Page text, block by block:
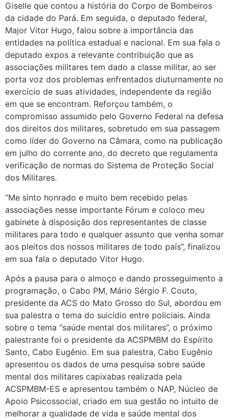
Giselle que contou a história do Corpo de Bombeiros
da cidade do Pará. Em seguida, o deputado federal,
Major Vitor Hugo, falou sobre a importância das
entidades na política estadual e nacional. Em sua fala o
deputado expos a relevante contribuição que as
associações militares tem dado a classe militar, ao ser
porta voz dos problemas enfrentados diuturnamente no
exercício de suas atividades, independente da região
em que se encontram. Reforçou também, o
compromisso assumido pelo Governo Federal na defesa
dos direitos dos militares, sobretudo em sua passagem
como líder do Governo na Câmara, como na publicação
em julho do corrente ano, do decreto que regulamenta
verificação de normas do Sistema de Proteção Social
dos Militares.
“Me sinto honrado e muito bem recebido pelas
associações nesse importante Fórum e coloco meu
gabinete à disposição dos representantes de classe
militares para todo e qualquer assunto que venha somar
aos pleitos dos nossos militares de todo país”, finalizou
em sua fala o deputado Vitor Hugo.
Após a pausa para o almoço e dando prosseguimento a
programação, o Cabo PM, Mário Sérgio F. Couto,
presidente da ACS do Mato Grosso do Sul, abordou em
sua palestra o tema do suicídio entre policiais. Ainda
sobre o tema “saúde mental dos militares”, o próximo
palestrante foi o presidente da ACSPMBM do Espírito
Santo, Cabo Eugênio. Em sua palestra, Cabo Eugênio
apresentou os dados de uma pesquisa sobre saúde
mental dos militares capixabas realizada pela
ACSPMBM-ES e apresentou também o NAP, Núcleo de
Apoio Psicossocial, criado em sua gestão no intuito de
melhorar a qualidade de vida e saúde mental dos